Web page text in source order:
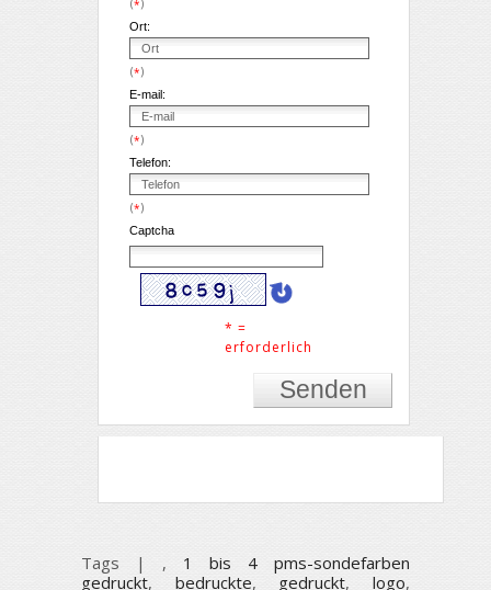
(*)
Ort:
(*)
E-mail:
(*)
Telefon:
(*)
Captcha
* =
erforderlich
Tags | , 1 bis 4 pms-sondefarben
gedruckt, bedruckte, gedruckt,logo,